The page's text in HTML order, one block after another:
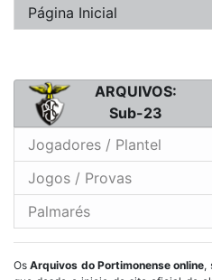
Página Inicial
ARQUIVOS:
Sub-23
Jogadores / Plantel
Jogos / Provas
Palmarés
OsArquivos do Portimonense online,